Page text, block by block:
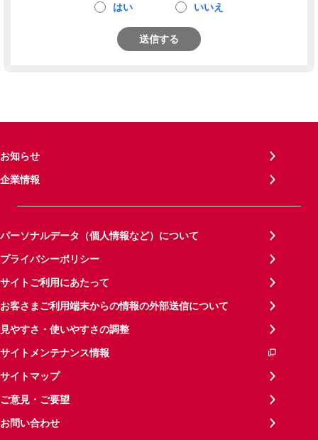
はい いいえ
送信する
お知らせ
企業情報
パーソナルデータ（個人情報など）について
プライバシーポリシー
サイトご利用にあたって
お客さまご利用端末からの情報の外部送信について
見やすさ・使いやすさの調整
サイトメンテナンス情報
サイトマップ
ご意見・ご要望
お問い合わせ